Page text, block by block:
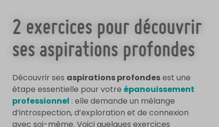
2 exercices pour découvrir
ses aspirations profondes
Découvrir ses aspirations profondesest une
étape essentielle pour votre épanouissement
professionnel : elle demande un mélange
d’introspection, d’exploration et de connexion
avec soi-même. Voici quelques exercices